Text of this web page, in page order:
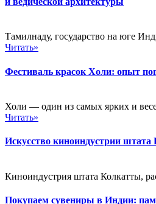
Тамилнаду, государство на юге
Читать»
Фестиваль красок Холи: опыт
Холи — один из самых ярких и
Читать»
Искусство киноиндустрии штата
Киноиндустрия штата Колкатты,
Покупаем сувениры в Индии: